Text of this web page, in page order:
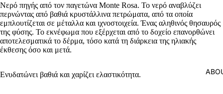
Νερό πηγής από τον παγετώνα Monte Rosa. Το νερό αναβλύζει
περνώντας από βαθιά κρυστάλλινα πετρώματα, από τα οποία
εμπλουτίζεται σε μέταλλα και ιχνοστοιχεία. Ένας αληθινός θησαυρός
της φύσης. Το εκνέφωμα που εξέρχεται από το δοχείο επανορθώνει
αποτελεσματικά το δέρμα, τόσο κατά τη διάρκεια της ηλιακής
έκθεσης όσο και μετά.
Ενυδατώνει βαθιά και χαρίζει ελαστικότητα.